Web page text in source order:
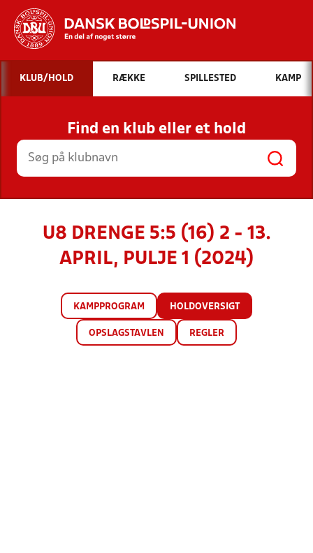
Hvad vil du søge efter?
INDHOLD OG NYHEDER
STILLINGER, RESULTATER, KLUBBER OG
HOLD
KLUB/HOLD RÆKKE SPILLESTED KAMP
Find en klub eller et hold
U8 DRENGE 5:5 (16) 2 - 13.
APRIL, PULJE 1 (2024)
KAMPPROGRAM HOLDOVERSIGT
OPSLAGSTAVLEN REGLER